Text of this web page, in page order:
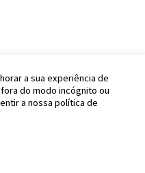
a sua experiência de
do modo incógnito ou
a nossa política de